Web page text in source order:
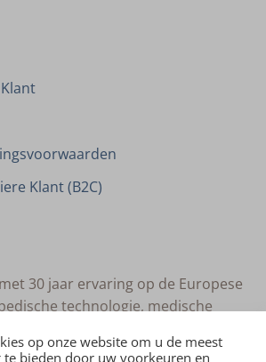
Klant (B2C)
30 jaar ervaring op de Europese
technologie, medische
op onze website om u de meest
te bieden door uw voorkeuren en